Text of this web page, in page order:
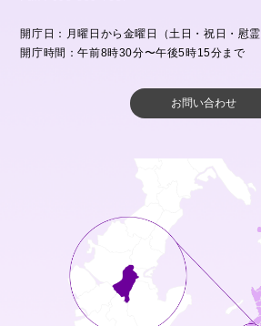
開庁日：月曜日から金曜日（土日・祝日・慰
開庁時間：午前8時30分〜午後5時15分まで
お問い合わせ